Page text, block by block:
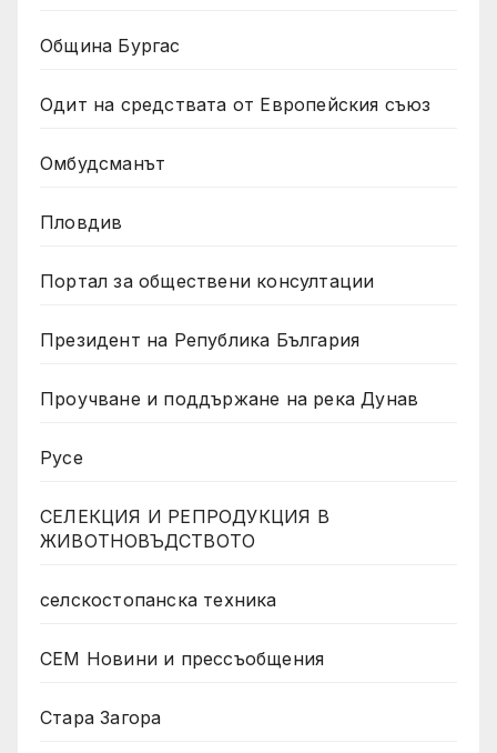
Община Бургас
Одит на средствата от Европейския съюз
Омбудсманът
Пловдив
Портал за обществени консултации
Президент на Република България
Проучване и поддържане на река Дунав
Русе
СЕЛЕКЦИЯ И РЕПРОДУКЦИЯ В
ЖИВОТНОВЪДСТВОТО
селскостопанска техника
СЕМ Новини и прессъобщения
Стара Загора